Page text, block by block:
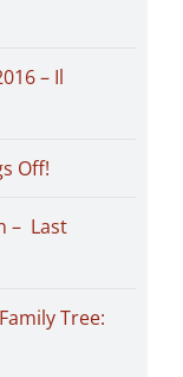
– Il
Off!
– Last
Tree: